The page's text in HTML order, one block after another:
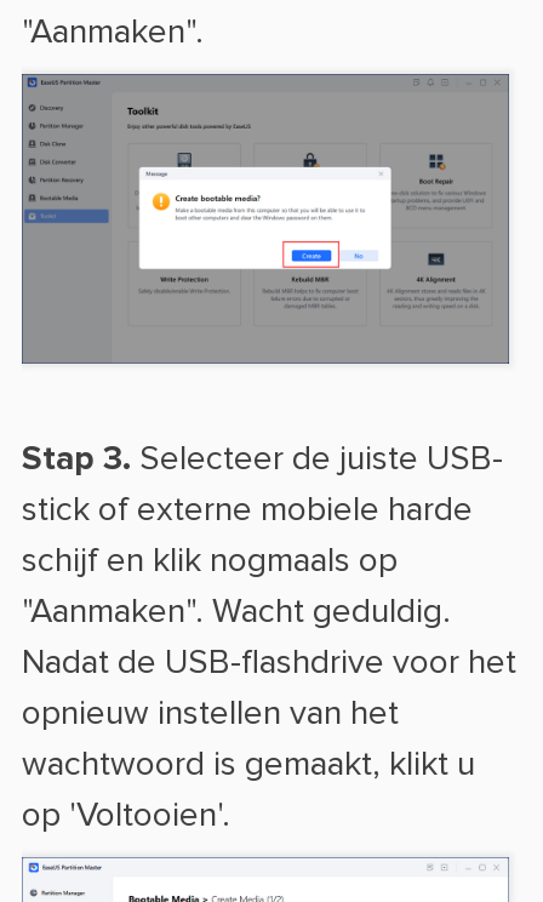
"Aanmaken".
Stap 3. Selecteer de juiste USB-
stick of externe mobiele harde
schijf en klik nogmaals op
"Aanmaken". Wacht geduldig.
Nadat de USB-flashdrive voor het
opnieuw instellen van het
wachtwoord is gemaakt, klikt u
op 'Voltooien'.